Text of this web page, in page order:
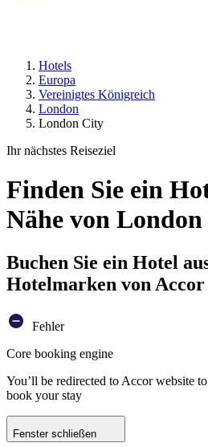
Hotels
Europa
Vereinigtes Königreich
London
London City
Ihr nächstes Reiseziel
Finden Sie ein
Nähe von
Buchen Sie ein Hotel
Hotelmarken von Accor
Fehler
Core booking engine
You’ll be redirected to Accor website
book your stay
Fenster schließen